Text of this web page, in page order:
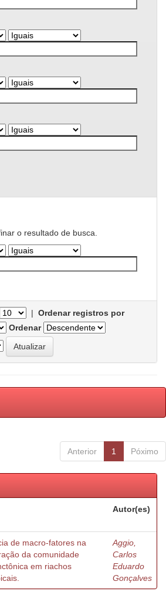
o resultado de busca.
| Ordenar registros por
Ordenar
Anterior 1 Póximo
Autor(es)
de macro-fatores na
da comunidade
em riachos
Aggio,
Carlos
Eduardo
Gonçalves